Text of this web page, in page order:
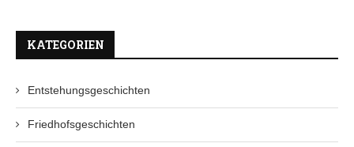
KATEGORIEN
Entstehungsgeschichten
Friedhofsgeschichten